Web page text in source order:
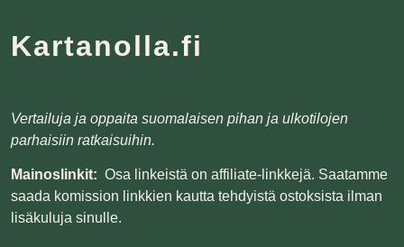
Kartanolla.fi
Vertailuja ja oppaita suomalaisen pihan ja ulkotilojen
parhaisiin ratkaisuihin.
Mainoslinkit: Osa linkeistä on affiliate-linkkejä. Saatamme
saada komission linkkien kautta tehdyistä ostoksista ilman
lisäkuluja sinulle.